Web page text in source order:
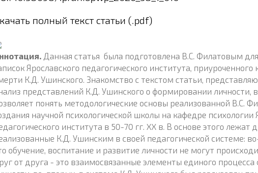
полный текст статьи (.pdf)
Данная статья была подготовлена В.С. Филатовым
Ярославского педагогического института,
К.Д. Ушинского. Знакомство с текстом статьи,
представлений К.Д. Ушинского о формировании личности,
понять методологические основы реализованной В.С.
научной психологической школы на кафедре психологии
института в 50-70 гг. XX в. В основе этого
К.Д. Ушинским в своей педагогической системе:
обучение, воспитание и развитие личности не могут
от друга - это взаимосвязанные элементы единого